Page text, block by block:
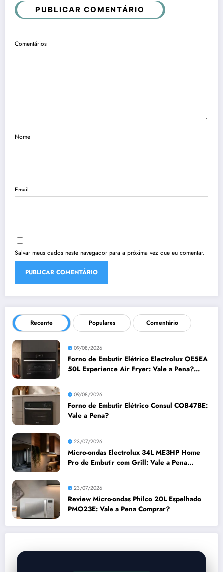
PUBLICAR COMENTÁRIO
Comentários
Nome
Email
Salvar meus dados neste navegador para a próxima vez que eu comentar.
Recente Populares Comentário
09/08/2026
Forno de Embutir Elétrico Electrolux OE5EA
50L Experience Air Fryer: Vale a Pena?
09/08/2026
Forno de Embutir Elétrico Consul COB47BE:
Vale a Pena?
23/07/2026
Micro-ondas Electrolux 34L ME3HP Home
Pro de Embutir com Grill: Vale a Pena
23/07/2026
Review Micro-ondas Philco 20L Espelhado
PMO23E: Vale a Pena Comprar?